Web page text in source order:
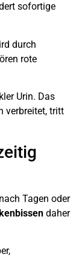
sofortige
durch
rote
Urin. Das
verbreitet, tritt
Tagen oder
daher